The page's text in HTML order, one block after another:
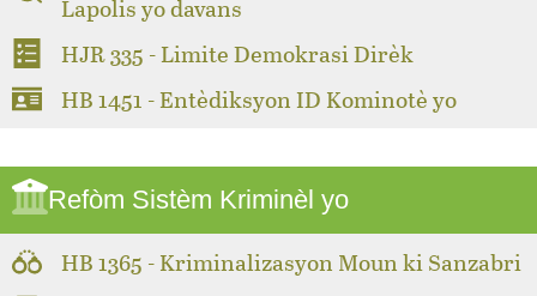
Lapolis yo davans
HJR 335 - Limite Demokrasi Dirèk
HB 1451 - Entèdiksyon ID Kominotè yo
Refòm Sistèm Kriminèl yo
HB 1365 - Kriminalizasyon Moun ki Sanzabri